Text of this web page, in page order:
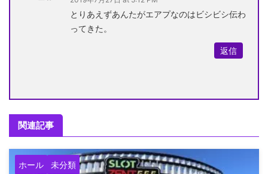
とりあえずあんたがエアプなのはビシビシ伝わ
ってきた。
返信
関連記事
ホール 未分類